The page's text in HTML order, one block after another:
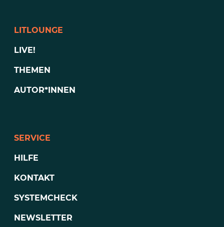
LITLOUNGE
LIVE!
THEMEN
AUTOR*INNEN
SERVICE
HILFE
KONTAKT
SYSTEMCHECK
NEWSLETTER